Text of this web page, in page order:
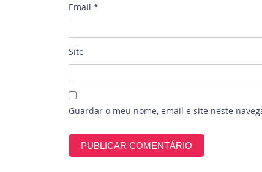
Email *
Site
Guardar o meu nome, email e site neste